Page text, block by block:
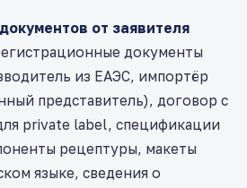
от заявителя
документы
из ЕАЭС, импортёр
представитель), договор с
private label, спецификации
рецептуры, макеты
языке, сведения о